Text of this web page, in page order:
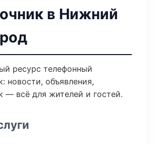
в Нижний
ресурс телефонный
новости, объявления,
— всё для жителей и гостей.